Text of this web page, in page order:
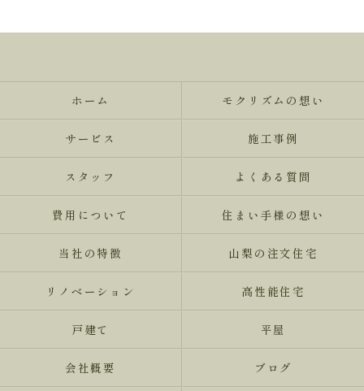
ホーム モクリズムの想い
サービス 施工事例
スタッフ よくある質問
費用について 住まい手様の想い
当社の特徴 山梨の注文住宅
リノベーション 高性能住宅
戸建て 平屋
会社概要 ブログ